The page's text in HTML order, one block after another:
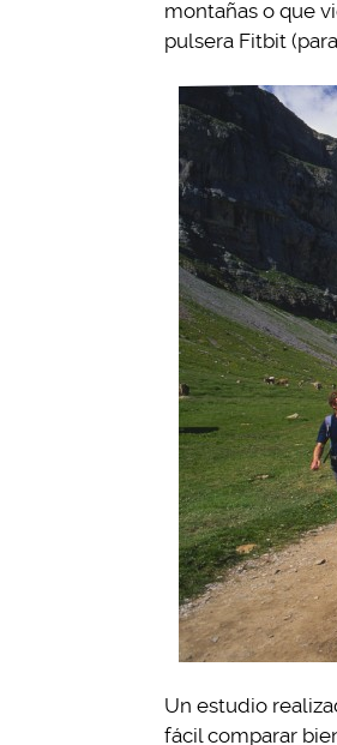
montañas o que
pulsera Fitbit
Un estudio
fácil comparar